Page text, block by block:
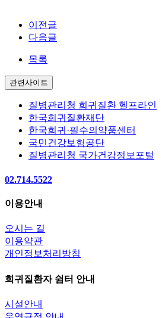
이전글
다음글
목록
관련사이트
질병관리청 희귀질환 헬프라인
한국희귀질환재단
한국희귀·필수의약품센터
국민건강보험공단
질병관리청 국가건강정보포털
02.714.5522
이용안내
오시는 길
이용약관
개인정보처리방침
희귀질환자 쉼터 안내
시설안내